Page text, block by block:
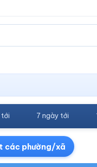
7 ngày tới
các phường/xã